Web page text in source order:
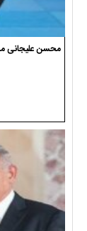
محسن علیجانی